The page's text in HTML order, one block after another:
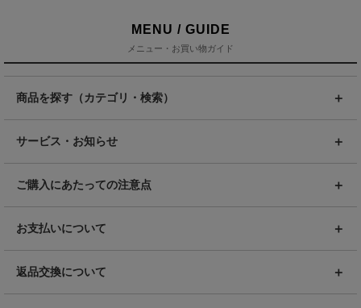
MENU / GUIDE
メニュー・お買い物ガイド
商品を探す（カテゴリ・検索）
サービス・お知らせ
ご購入にあたっての注意点
お支払いについて
返品交換について